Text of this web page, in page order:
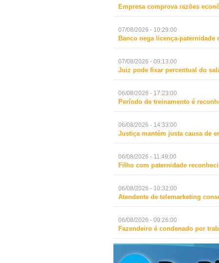
Empresa comprova razões
07/08/2026 - 10:29:00
Banco nega licença-
07/08/2026 - 09:13:00
Juiz pode fixar percentual do
06/08/2026 - 17:23:00
Período de treinamento é
06/08/2026 - 14:33:00
Justiça mantém justa causa de
06/08/2026 - 11:49:00
Filho com paternidade
06/08/2026 - 10:32:00
Atendente de telemarketing
06/08/2026 - 09:26:00
Fazendeiro é condenado por